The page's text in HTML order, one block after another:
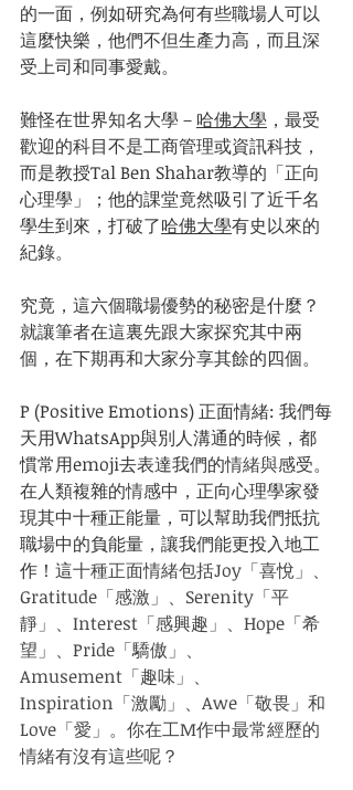
的一面，例如研究為何有些職場人可以
這麼快樂，他們不但生產力高，而且深
受上司和同事愛戴。
難怪在世界知名大學－ 哈佛大學 ，最受
歡迎的科目不是工商管理或資訊科技，
而是教授Tal Ben Shahar教導的「正向
心理學」；他的課堂竟然吸引了近千名
學生到來，打破了哈佛大學有史以來的
紀錄。
究竟，這六個職場優勢的秘密是什麼？
就讓筆者在這裏先跟大家探究其中兩
個，在下期再和大家分享其餘的四個。
P (Positive Emotions) 正面情緒: 我們每
天用WhatsApp與別人溝通的時候，都
慣常用emoji去表達我們的情緒與感受。
在人類複雜的情感中，正向心理學家發
現其中十種正能量，可以幫助我們抵抗
職場中的負能量，讓我們能更投入地工
作！這十種正面情緒包括Joy「喜悅」、
Gratitude「感激」、Serenity「平
靜」、Interest「感興趣」、Hope「希
望」、Pride「驕傲」、
Amusement「趣味」、
Inspiration「激勵」、Awe「敬畏」和
Love「愛」。你在工M作中最常經歷的
情緒有沒有這些呢？